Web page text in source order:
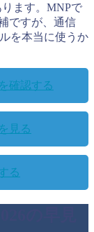
ます。MNPで
ですが、通信
を本当に使うか
確認する
見る
る